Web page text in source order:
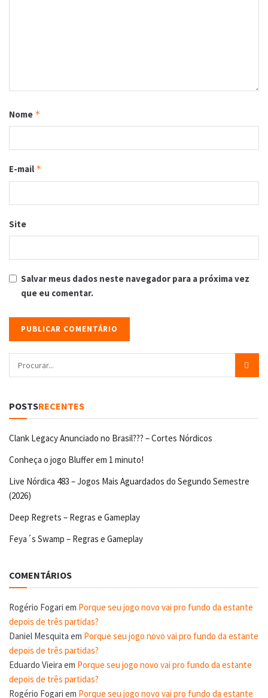
Nome *
E-mail *
Site
Salvar meus dados neste navegador para a próxima vez
que eu comentar.
POSTSRECENTES
Clank Legacy Anunciado no Brasil??? – Cortes Nórdicos
Conheça o jogo Bluffer em 1 minuto!
Live Nórdica 483 – Jogos Mais Aguardados do Segundo Semestre
(2026)
Deep Regrets – Regras e Gameplay
Feya´s Swamp – Regras e Gameplay
COMENTÁRIOS
Rogério Fogari em Porque seu jogo novo vai pro fundo da estante
depois de três partidas?
Daniel Mesquita em Porque seu jogo novo vai pro fundo da estante
depois de três partidas?
Eduardo Vieira em Porque seu jogo novo vai pro fundo da estante
depois de três partidas?
Rogério Fogari em Porque seu jogo novo vai pro fundo da estante